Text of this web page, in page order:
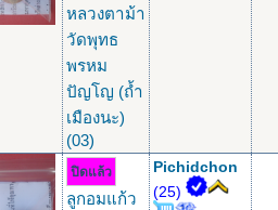
หลวงตาม้า
วัดพุทธ
พรหม
ปัญโญ (ถ้ำ
เมืองนะ)
(03)
ปิดแล้ว
ลูกอมแก้ว
Pichidchon
(25)